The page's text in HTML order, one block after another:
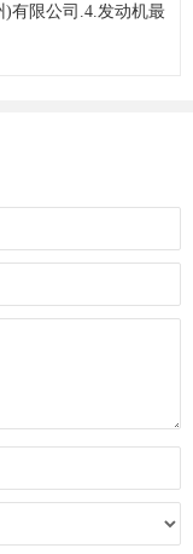
有限公司.4.发动机最